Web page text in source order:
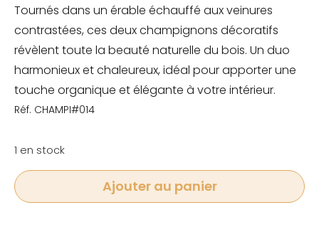
Tournés dans un érable échauffé aux veinures
contrastées, ces deux champignons décoratifs
révèlent toute la beauté naturelle du bois. Un duo
harmonieux et chaleureux, idéal pour apporter une
touche organique et élégante à votre intérieur.
Réf. CHAMPI#014
1 en stock
Ajouter au panier